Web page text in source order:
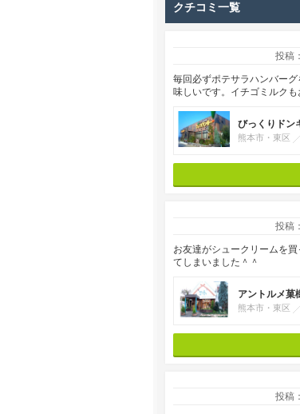
クチコミ一覧
投稿
毎回必ずポテサラハンバー
味しいです。イチゴミルクも
びっくりドン
熊本市・東区
投稿
お友達がシュークリームを
てしまいました＾＾
アントルメ菓
熊本市・東区
投稿